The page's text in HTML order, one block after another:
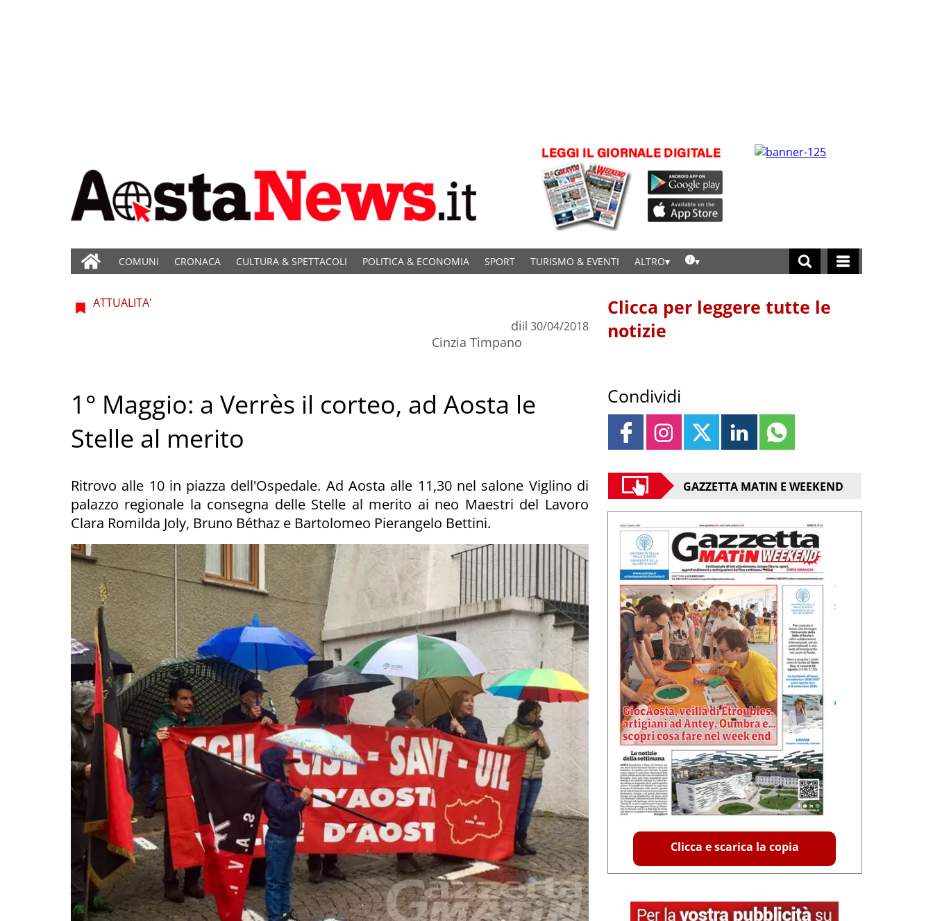
COMUNI CRONACA CULTURA & SPETTACOLI POLITICA & ECONOMIA SPORT TURISMO & EVENTI ALTRO
ATTUALITA'
di
Cinzia Timpano
il 30/04/2018
1° Maggio: a Verrès il corteo, ad Aosta le
Stelle al merito
Ritrovo alle 10 in piazza dell'Ospedale. Ad Aosta alle 11,30 nel salone Viglino di
palazzo regionale la consegna delle Stelle al merito ai neo Maestri del Lavoro
Clara Romilda Joly, Bruno Béthaz e Bartolomeo Pierangelo Bettini.
Clicca per leggere tutte le
notizie
Condividi
GAZZETTA MATIN E WEEKEND
Clicca e scarica la copia